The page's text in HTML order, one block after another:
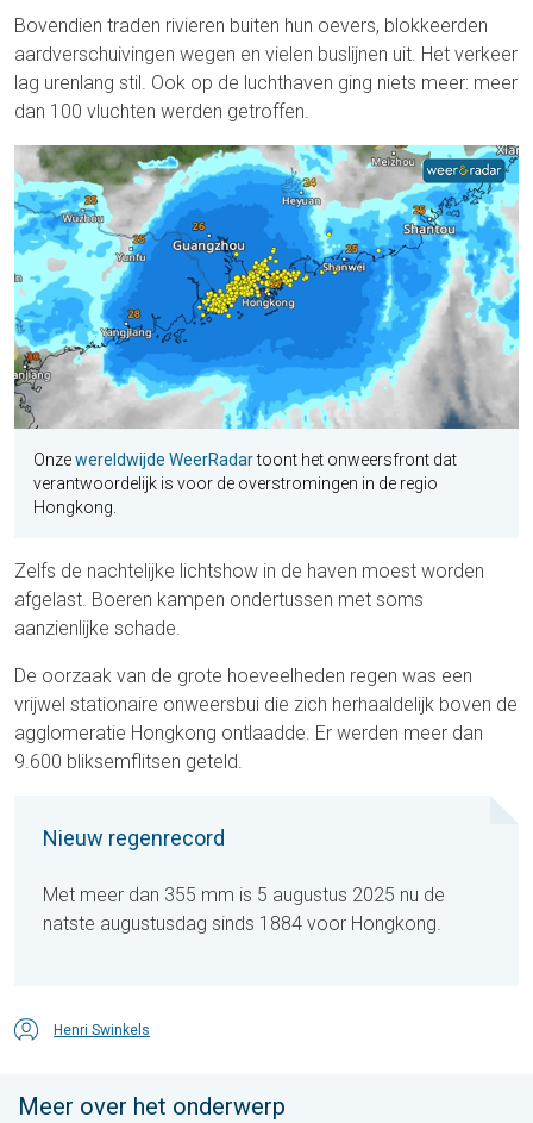
Bovendien traden rivieren buiten hun oevers, blokkeerden
aardverschuivingen wegen en vielen buslijnen uit. Het verkeer
lag urenlang stil. Ook op de luchthaven ging niets meer: meer
dan 100 vluchten werden getroffen.
Onzewereldwijde WeerRadartoont het onweersfront dat
verantwoordelijk is voor de overstromingen in de regio
Hongkong.
Zelfs de nachtelijke lichtshow in de haven moest worden
afgelast. Boeren kampen ondertussen met soms
aanzienlijke schade.
De oorzaak van de grote hoeveelheden regen was een
vrijwel stationaire onweersbui die zich herhaaldelijk boven de
agglomeratie Hongkong ontlaadde. Er werden meer dan
9.600 bliksemflitsen geteld.
Nieuw regenrecord
Met meer dan 355 mm is 5 augustus 2025 nu de
natste augustusdag sinds 1884 voor Hongkong.
Henri Swinkels
Meer over het onderwerp